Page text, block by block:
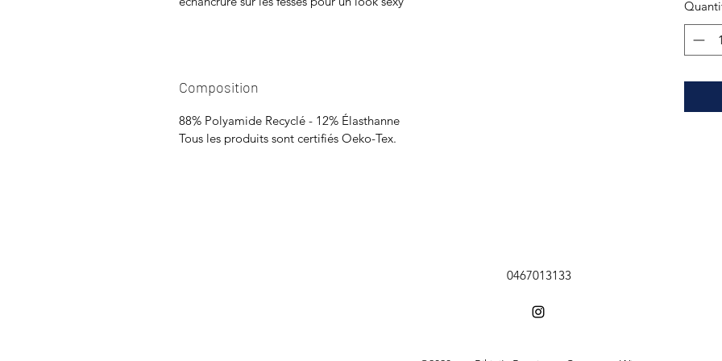
Composition
88% Polyamide Recyclé - 12% Élasthanne
Tous les produits sont certifiés Oeko-Tex.
0467013133